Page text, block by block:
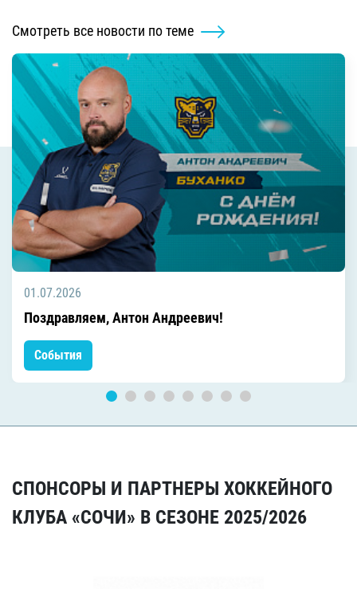
Смотреть все новости по теме
01.07.2026
Поздравляем, Антон Андреевич!
События
СПОНСОРЫ И ПАРТНЕРЫ ХОККЕЙНОГО
КЛУБА «СОЧИ» В СЕЗОНЕ 2025/2026